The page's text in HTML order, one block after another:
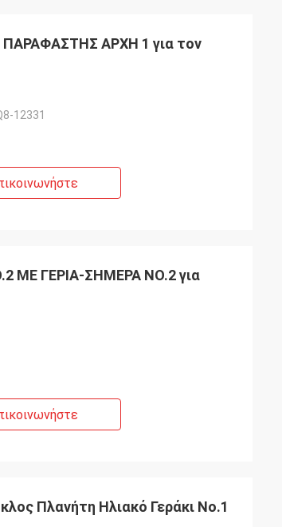
ΠΑΡΑΦΑΣΤΗΣ ΑΡΧΗ 1 για τον
12331
ΜΕ ΓΕΡΙΑ-ΣΗΜΕΡΑ ΝΟ.2 για
Πλανήτη Ηλιακό Γεράκι Νο.1